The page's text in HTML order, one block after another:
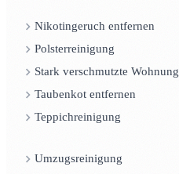
Nikotingeruch entfernen
Polsterreinigung
Stark verschmutzte Wohnung
Taubenkot entfernen
Teppichreinigung
Umzugsreinigung